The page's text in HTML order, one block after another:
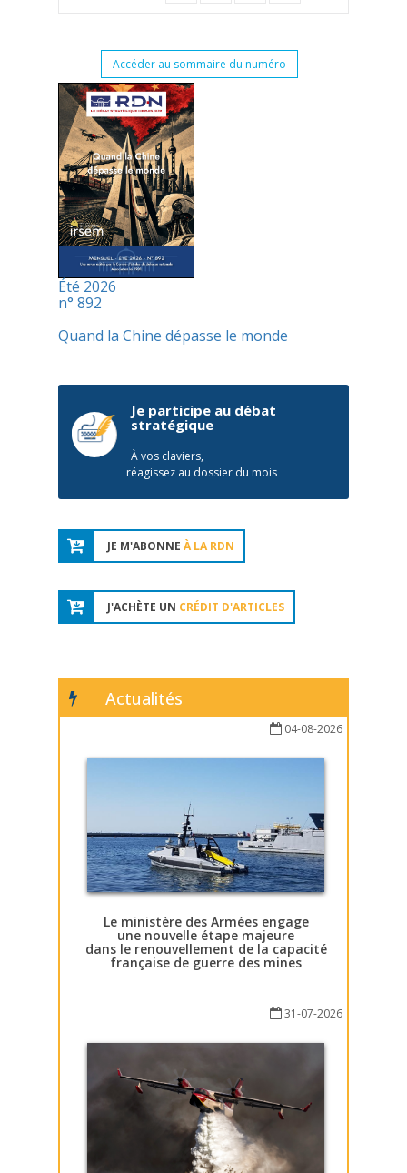
Accéder au sommaire du numéro
Été 2026
n° 892
Quand la Chine dépasse le monde
Je participe au débat
stratégique
À vos claviers,
réagissez au dossier du mois
JE M'ABONNE À LA RDN
J'ACHÈTE UN CRÉDIT D'ARTICLES
Actualités
04-08-2026
Le ministère des Armées engage
une nouvelle étape majeure
dans le renouvellement de la capacité
française de guerre des mines
31-07-2026